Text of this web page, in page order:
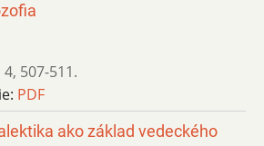
4, 507-511.
PDF
ako základ vedeckého